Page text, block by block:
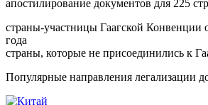
апостилирование документов для 225
страны-участницы Гаагской Конвенции
года
страны, которые не присоединились к
Популярные направления легализации